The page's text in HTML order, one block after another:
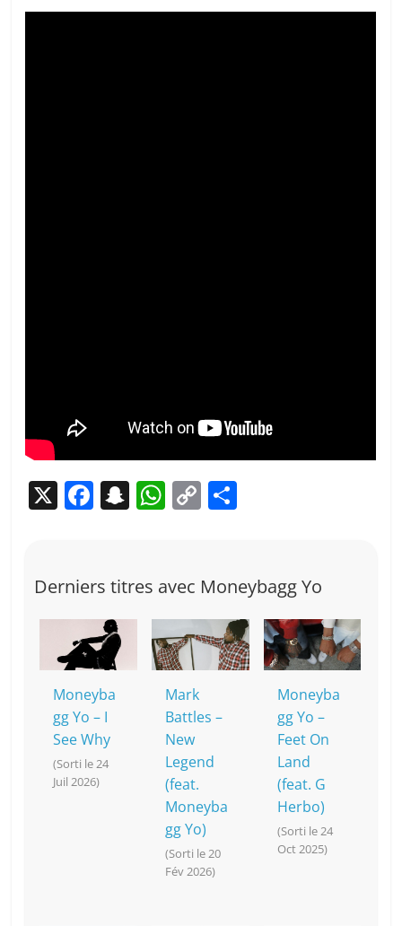
X F
e
b
o
o
k
S
p
c
at
W
s
A
p
p
C
y
Li
n
k
g
er
Derniers titres avec Moneybagg Yo
Moneyba
gg Yo – I
See Why
(Sorti le 24
Juil 2026)
Mark
Battles –
New
Legend
(feat.
Moneyba
gg Yo)
(Sorti le 20
Fév 2026)
Moneyba
gg Yo –
Feet On
Land
(feat. G
Herbo)
(Sorti le 24
Oct 2025)